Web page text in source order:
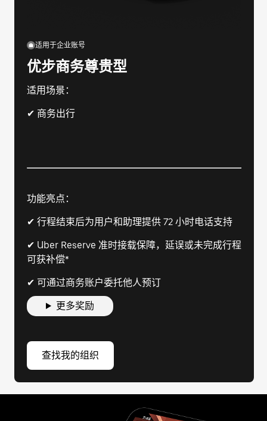
适用于企业账号
优步商务尊贵型
适用场景：
✔ 商务出行
功能亮点：
✔ 行程结束后为用户和助理提供 72 小时电话支持
✔ Uber Reserve 准时接载保障，延误或未完成行程
可获补偿*
✔ 可通过商务账户委托他人预订
更多奖励
查找我的组织